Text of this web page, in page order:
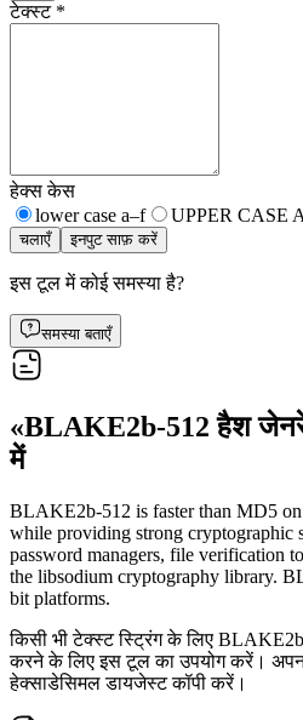
टेक्स्ट*
हेक्स केस
lower case a–f
UPPER CASE
चलाएँ इनपुट साफ़ करें
इस टूल में कोई समस्या है?
समस्या बताएँ
«BLAKE2b-512 हैश
में
BLAKE2b-512 is faster than MD5
while providing strong cryptographic
password managers, file verification
the libsodium cryptography library.
bit platforms.
किसी भी टेक्स्ट स्ट्रिंग के लिए
करने के लिए इस टूल का उपयोग करें।
हेक्साडेसिमल डायजेस्ट कॉपी करें।